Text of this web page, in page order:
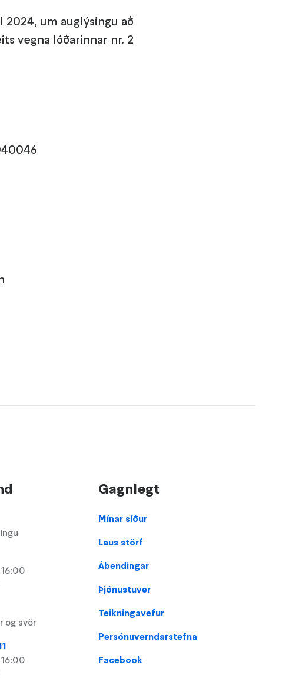
um auglýsingu að
vegna lóðarinnar nr. 2
og svör
Gagnlegt
Footer
Mínar síður
Laus störf
Ábendingar
Þjónustuver
Teikningavefur
Persónuverndarstefna
Facebook